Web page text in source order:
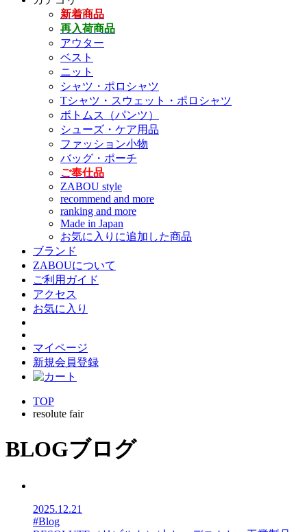
新着商品
再入荷商品
アウター
ベスト
ニット
シャツ・ポロシャツ
Tシャツ・スウェット・ポロシャツ
ボトムス（パンツ）
シューズ・ケア用品
ファッション小物
バッグ・ポーチ
ご奉仕品
ZABOU style
recommend and more
ranking and more
Made in Japan
お気に入りに追加した商品
ブランド
ZABOUについて
ご利用ガイド
アクセス
お気に入り
マイページ
新規会員登録
TOP
resolute fair
BLOGブログ
2025.12.21
#Blog